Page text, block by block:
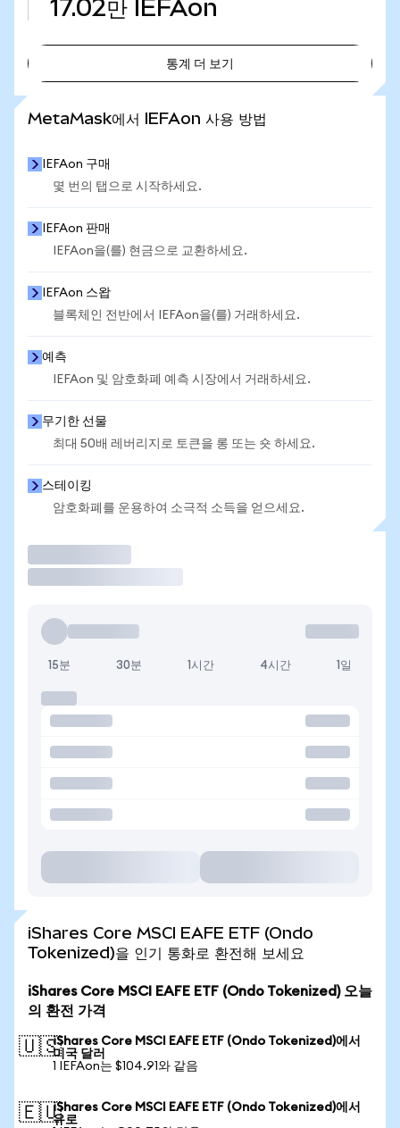
17.02만 IEFAon
통계 더 보기
MetaMask에서 IEFAon 사용 방법
IEFAon 구매
몇 번의 탭으로 시작하세요.
IEFAon 판매
IEFAon을(를) 현금으로 교환하세요.
IEFAon 스왑
블록체인 전반에서 IEFAon을(를) 거래하세요.
예측
IEFAon 및 암호화폐 예측 시장에서 거래하세요.
무기한 선물
최대 50배 레버리지로 토큰을 롱 또는 숏 하세요.
스테이킹
암호화폐를 운용하여 소극적 소득을 얻으세요.
15분 30분 1시간 4시간 1일
iShares Core MSCI EAFE ETF (Ondo
Tokenized)을 인기 통화로 환전해 보세요
iShares Core MSCI EAFE ETF (Ondo Tokenized) 오늘
의 환전 가격
🇺🇸iShares Core MSCI EAFE ETF (Ondo Tokenized)에서
미국 달러
1 IEFAon는 $104.91와 같음
🇪🇺iShares Core MSCI EAFE ETF (Ondo Tokenized)에서
유로